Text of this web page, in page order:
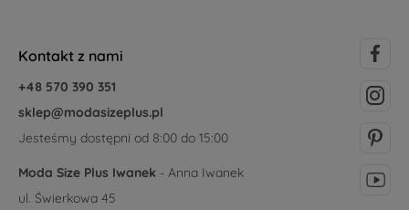
Kontakt z nami
+48 570 390 351
sklep@modasizeplus.pl
Jesteśmy dostępni od 8:00 do 15:00
Moda Size Plus Iwanek - Anna Iwanek
ul. Świerkowa 45